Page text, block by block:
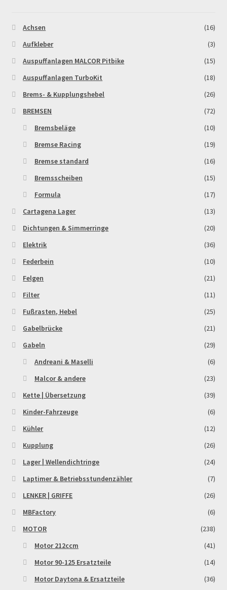
Achsen
(16)
Aufkleber
(3)
Auspuffanlagen MALCOR Pitbike
(15)
Auspuffanlagen TurboKit
(18)
Brems- & Kupplungshebel
(26)
BREMSEN
(72)
Bremsbeläge
(10)
Bremse Racing
(19)
Bremse standard
(16)
Bremsscheiben
(15)
Formula
(17)
Cartagena Lager
(13)
Dichtungen & Simmerringe
(20)
Elektrik
(36)
Federbein
(10)
Felgen
(21)
Filter
(11)
Fußrasten, Hebel
(25)
Gabelbrücke
(21)
Gabeln
(29)
Andreani & Maselli
(6)
Malcor & andere
(23)
Kette | Übersetzung
(39)
Kinder-Fahrzeuge
(6)
Kühler
(12)
Kupplung
(26)
Lager | Wellendichtringe
(24)
Laptimer & Betriebsstundenzähler
(7)
LENKER | GRIFFE
(26)
MBFactory
(6)
MOTOR
(238)
Motor 212ccm
(41)
Motor 90-125 Ersatzteile
(14)
Motor Daytona & Ersatzteile
(36)